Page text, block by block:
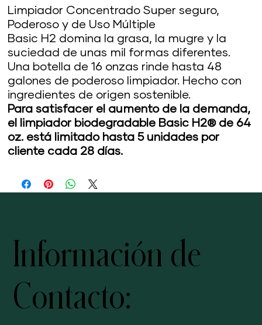
Limpiador Concentrado Super seguro,
Poderoso y de Uso Múltiple
Basic H2 domina la grasa, la mugre y la
suciedad de unas mil formas diferentes.
Una botella de 16 onzas rinde hasta 48
galones de poderoso limpiador. Hecho con
ingredientes de origen sostenible.
Para satisfacer el aumento de la demanda,
el limpiador biodegradable Basic H2® de 64
oz. está limitado hasta 5 unidades por
cliente cada 28 días.
Información de
Contacto: